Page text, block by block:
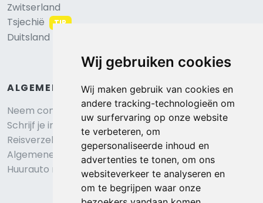
Wij gebruiken cookies
Wij maken gebruik van cookies en
andere tracking-technologieën om
uw surfervaring op onze website
te verbeteren, om
gepersonaliseerde inhoud en
advertenties te tonen, om ons
websiteverkeer te analyseren en
om te begrijpen waar onze
Zwitserland
Tsjechië
TIP
Duitsland
ALGEMEEN
Neem contact op
Schrijf je in voor onze nieuwsbrief
Reisverzekering afsluiten
Algemene voorwaarden
Huurauto reserveren